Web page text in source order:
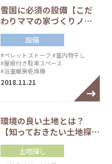
雪国に必須の設備【こだ
わりママの家づくりノ…
設備
#ペレットストーブ#室内物干し
#屋根付き駐車スペース
#浴室暖房乾燥機
2018.11.21
環境の良い土地とは？
【知っておきたい土地探…
土地探し